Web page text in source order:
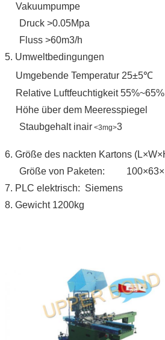
Vakuumpumpe
Druck >0.05Mpa
Fluss >60m3/h
5. Umweltbedingungen
Umgebende Temperatur 25±5℃
Relative Luftfeuchtigkeit 55%~65%
Höhe über dem Meeresspiegel
Staubgehalt inair <3mg>3
6. Größe des nackten Kartons
Größe von Paketen:
7. PLC elektrisch:
8. Gewicht 1200kg